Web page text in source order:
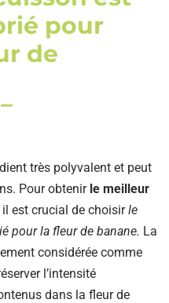
pour
de
très polyvalent et peut
Pour obtenirle meilleur
il est crucial de choisirle
pour la fleur de banane. La
considérée comme
l’intensité
dans la fleur de